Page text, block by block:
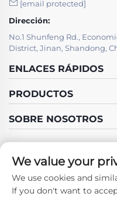
[email protected]
Dirección:
No.1 Shunfeng Rd.,
District, Jinan, Shandong,
ENLACES RÁPIDOS
PRODUCTOS
SOBRE NOSOTROS
We value your
We use cookies and
If you don't want to